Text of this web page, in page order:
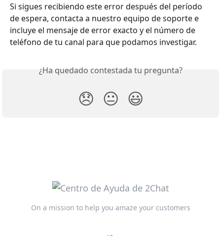
Si sigues recibiendo este error después del período
de espera, contacta a nuestro equipo de soporte e
incluye el mensaje de error exacto y el número de
teléfono de tu canal para que podamos investigar.
¿Ha quedado contestada tu pregunta?
😞 😐 😃
On a mission to help you amaze your customers